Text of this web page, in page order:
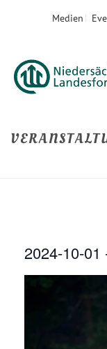
Medien
2024-10-01
Datum